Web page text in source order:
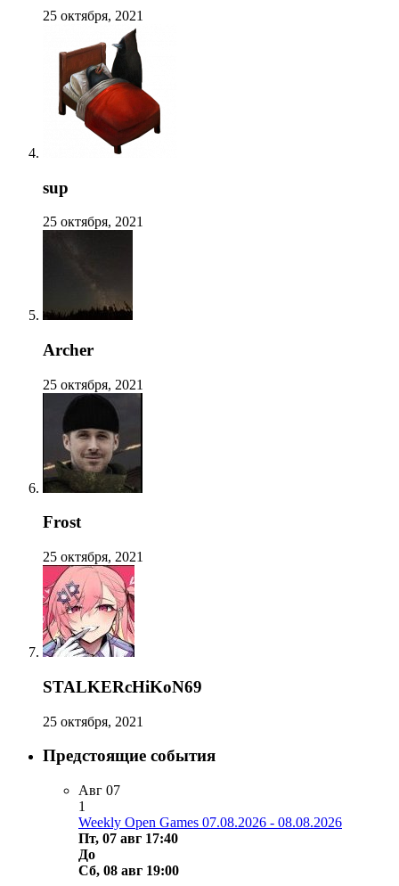
25 октября, 2021
sup
25 октября, 2021
Archer
25 октября, 2021
Frost
25 октября, 2021
STALKERcHiKoN69
25 октября, 2021
Предстоящие события
Авг 07
1
Weekly Open Games 07.08.2026 - 08.08.2026
Пт, 07 авг 17:40
До
Сб, 08 авг 19:00